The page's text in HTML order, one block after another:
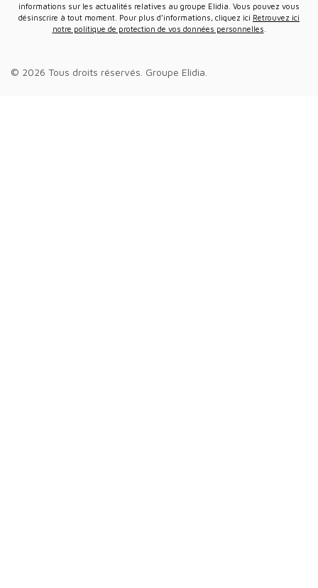
informations sur les actualités relatives au groupe Elidia. Vous pouvez vous
désinscrire à tout moment. Pour plus d’informations, cliquez ici Retrouvez ici
notre politique de protection de vos données personnelles
© 2026 Tous droits réservés. Groupe Elidia